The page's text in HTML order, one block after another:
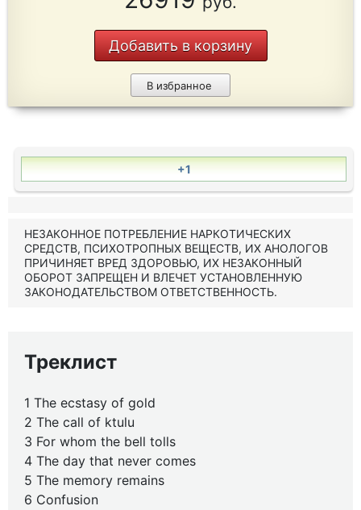
Добавить в корзину
В избранное
+1
НЕЗАКОННОЕ ПОТРЕБЛЕНИЕ НАРКОТИЧЕСКИХ
СРЕДСТВ, ПСИХОТРОПНЫХ ВЕЩЕСТВ, ИХ АНОЛОГОВ
ПРИЧИНЯЕТ ВРЕД ЗДОРОВЬЮ, ИХ НЕЗАКОННЫЙ
ОБОРОТ ЗАПРЕЩЕН И ВЛЕЧЕТ УСТАНОВЛЕННУЮ
ЗАКОНОДАТЕЛЬСТВОМ ОТВЕТСТВЕННОСТЬ.
Треклист
1 The ecstasy of gold
2 The call of ktulu
3 For whom the bell tolls
4 The day that never comes
5 The memory remains
6 Confusion